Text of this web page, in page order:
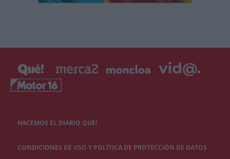
HACEMOS EL DIARIO QUÉ!
CONDICIONES DE USO Y POLÍTICA DE PROTECCIÓN DE DATOS